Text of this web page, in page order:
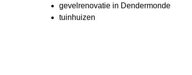
gevelrenovatie in Dendermonde
tuinhuizen